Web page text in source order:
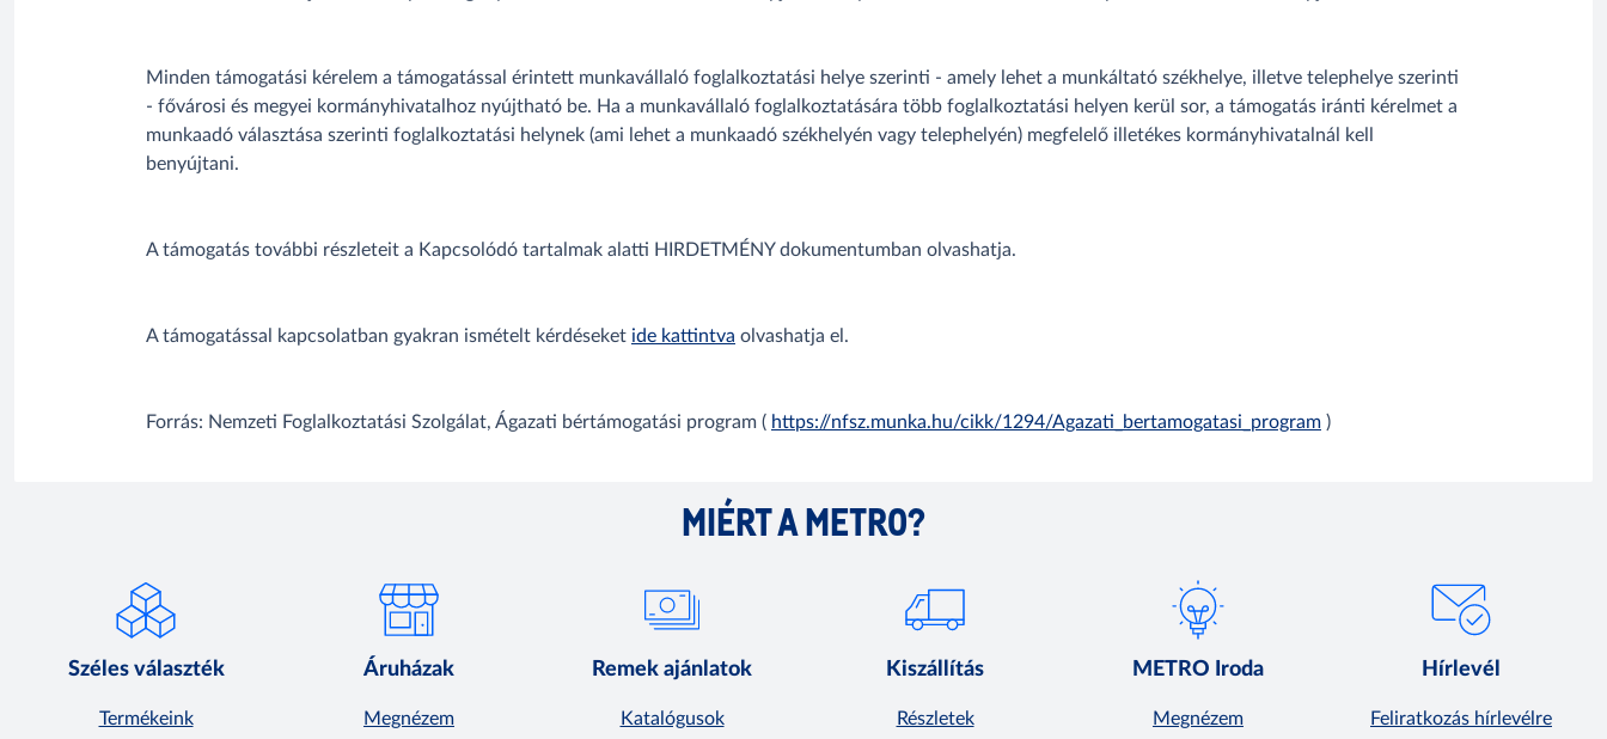
Minden támogatási kérelem a támogatással érintett munkavállaló foglalkoztatási helye szerinti - amely lehet a munkáltató székhelye, illetve telephelye szerinti
- fővárosi és megyei kormányhivatalhoz nyújtható be. Ha a munkavállaló foglalkoztatására több foglalkoztatási helyen kerül sor, a támogatás iránti kérelmet a
munkaadó választása szerinti foglalkoztatási helynek (ami lehet a munkaadó székhelyén vagy telephelyén) megfelelő illetékes kormányhivatalnál kell
benyújtani.
A támogatás további részleteit a Kapcsolódó tartalmak alatti HIRDETMÉNY dokumentumban olvashatja.
A támogatással kapcsolatban gyakran ismételt kérdéseket ide kattintva olvashatja el.
Forrás: Nemzeti Foglalkoztatási Szolgálat, Ágazati bértámogatási program ( https://nfsz.munka.hu/cikk/1294/Agazati_bertamogatasi_program )
MIÉRT A METRO?
Széles választék
Termékeink
Áruházak
Megnézem
Remek ajánlatok
Katalógusok
Kiszállítás
Részletek
METRO Iroda
Megnézem
Hírlevél
Feliratkozás hírlevélre